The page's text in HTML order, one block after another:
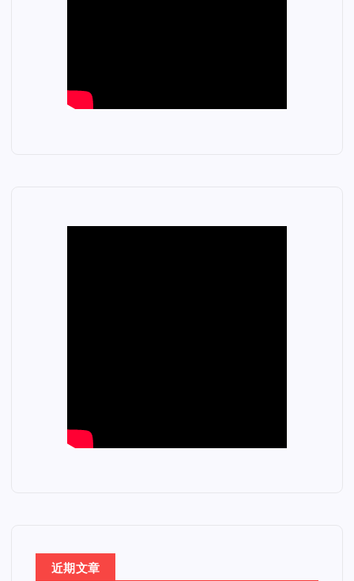
近期文章